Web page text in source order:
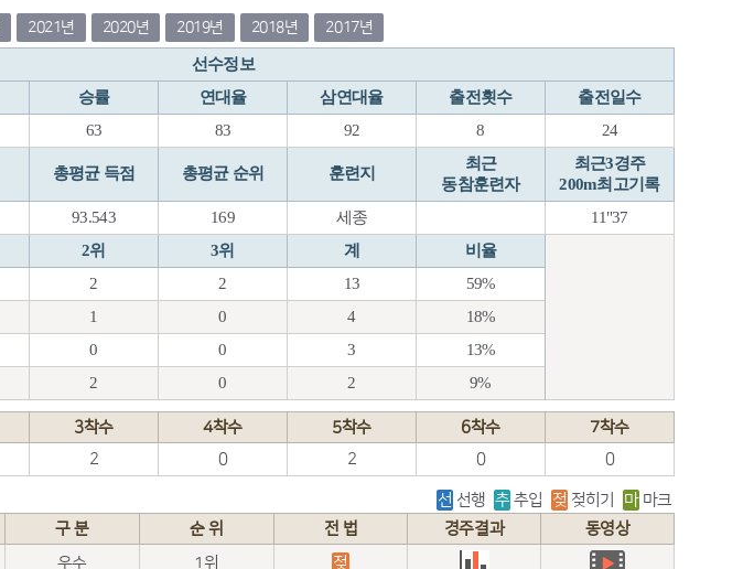
2021년 2020년 2019년 2018년 2017년
선수정보
승률 연대율 삼연대율 출전횟수
출전일수
63 83 92 8
24
총평균 득점 총평균 순위 훈련지
최근
동참훈련자
최근3경주
200m최고기록
93.543 169 세종 11"37
2위 3위 계
비율
2 2 13
59%
1 0 4
18%
0 0 3
13%
2 0 2 9%
3착수 4착수 5착수 6착수
7착수
2 0 2 0 0
선 선행 추 추입 젖 젖히기 마 마크
구 분 순 위 전 법 경주결과
동영상
우수 1위 젖